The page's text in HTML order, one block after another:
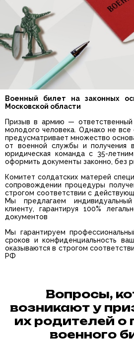
Военный билет на законных
Московской области
Призыв в армию —
молодого человека. Однако не все
предусматривает множество
от военной службы и получения
юридическая команда с 35-
оформить документы законно, без
Комитет солдатских матерей
сопровождении процедуры
строгом соответствии с
Мы предлагаем
клиенту, гарантируя 100%
документов
Мы гарантируем
сроков и конфиденциальность
оказываются в строгом
РФ
Вопросы,
возникают у
их родителей о
военного